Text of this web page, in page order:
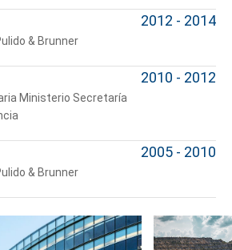
& Brunner
2012 - 2014
Ministerio Secretaría
2010 - 2012
& Brunner
2005 - 2010